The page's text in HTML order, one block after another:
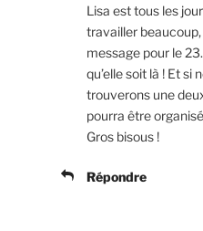
Lisa est tous les
travailler
message pour le
qu’elle soit là ! Et si
trouverons une
pourra être
Gros bisous !
Répondre